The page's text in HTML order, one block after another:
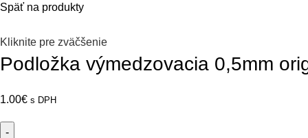
Späť na produkty
Kliknite pre zväčšenie
Podložka výmedzovacia 0,5mm
1.00€ s DPH